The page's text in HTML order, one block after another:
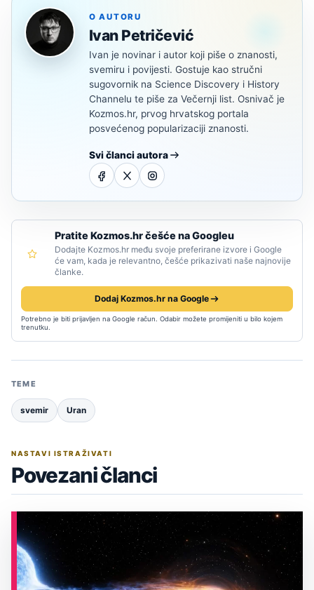
O AUTORU
Ivan Petričević
Ivan je novinar i autor koji piše o znanosti,
svemiru i povijesti. Gostuje kao stručni
sugovornik na Science Discovery i History
Channelu te piše za Večernji list. Osnivač je
Kozmos.hr, prvog hrvatskog portala
posvećenog popularizaciji znanosti.
Svi članci autora
Pratite Kozmos.hr češće na Googleu
Dodajte Kozmos.hr među svoje preferirane izvore i Google
će vam, kada je relevantno, češće prikazivati naše najnovije
članke.
Dodaj Kozmos.hr na Google
Potrebno je biti prijavljen na Google račun. Odabir možete promijeniti u bilo kojem
trenutku.
TEME
svemir Uran
NASTAVI ISTRAŽIVATI
Povezani članci